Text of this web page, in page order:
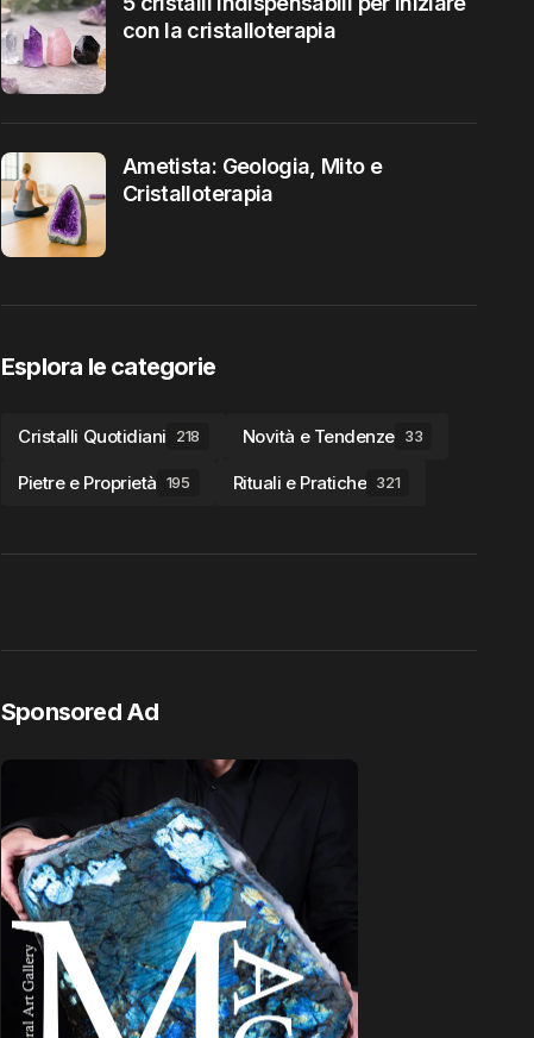
con la cristalloterapia
Ametista: Geologia, Mito e
Cristalloterapia
Esplora le categorie
Cristalli Quotidiani 218 Novità e Tendenze 33
Pietre e Proprietà 195 Rituali e Pratiche 321
Sponsored Ad